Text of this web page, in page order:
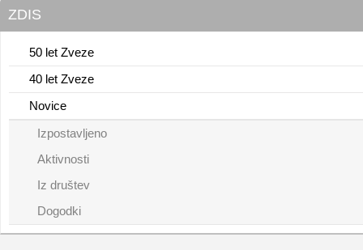
ZDIS
50 let Zveze
40 let Zveze
Novice
Izpostavljeno
Aktivnosti
Iz društev
Dogodki